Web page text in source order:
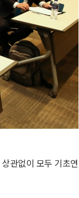
관없이 모두 기초연